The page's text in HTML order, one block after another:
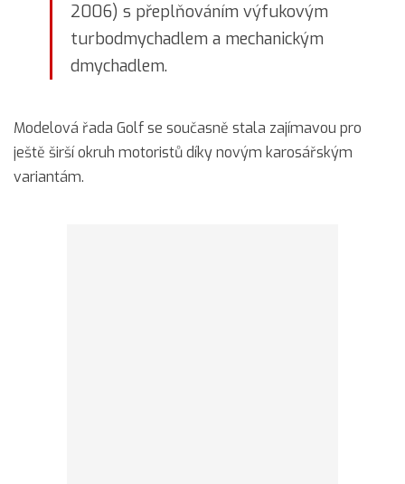
2006) s přeplňováním výfukovým
turbodmychadlem a mechanickým
dmychadlem.
Modelová řada Golf se současně stala zajímavou pro
ještě širší okruh motoristů díky novým karosářským
variantám.